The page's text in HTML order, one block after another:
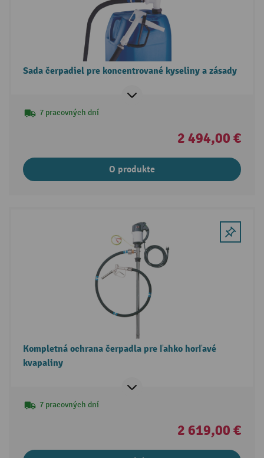
Sada čerpadiel pre koncentrované kyseliny a zásady
7 pracovných dní
2 494,00 €
O produkte
Kompletná ochrana čerpadla pre ľahko horľavé
kvapaliny
7 pracovných dní
2 619,00 €